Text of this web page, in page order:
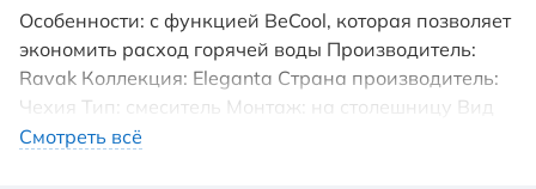
Особенности: с функцией BeCool, которая позволяет
экономить расход горячей воды Производитель:
Ravak Коллекция: Eleganta Страна производитель:
Чехия Тип: смеситель Монтаж: на столешницу Вид
монтажа: наружный (врезной) Вид включения:
Смотреть всё